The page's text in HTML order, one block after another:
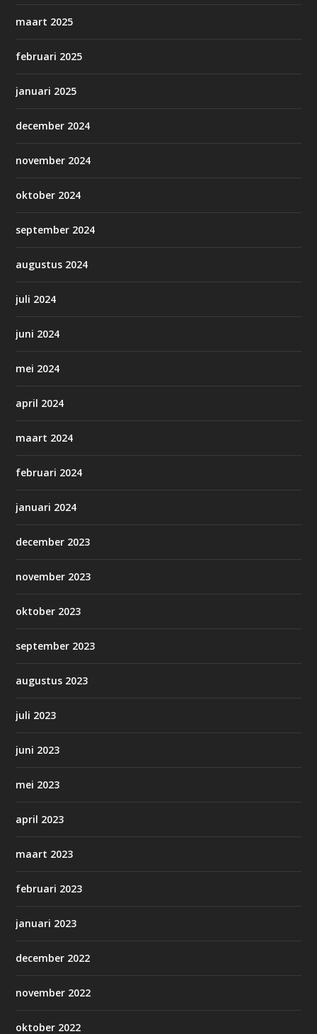
maart 2025
februari 2025
januari 2025
december 2024
november 2024
oktober 2024
september 2024
augustus 2024
juli 2024
juni 2024
mei 2024
april 2024
maart 2024
februari 2024
januari 2024
december 2023
november 2023
oktober 2023
september 2023
augustus 2023
juli 2023
juni 2023
mei 2023
april 2023
maart 2023
februari 2023
januari 2023
december 2022
november 2022
oktober 2022